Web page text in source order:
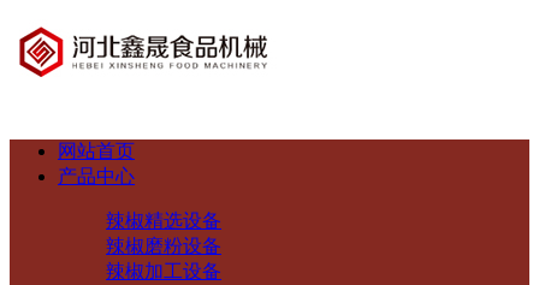
网站首页
产品中心
辣椒精选设备
辣椒磨粉设备
辣椒加工设备